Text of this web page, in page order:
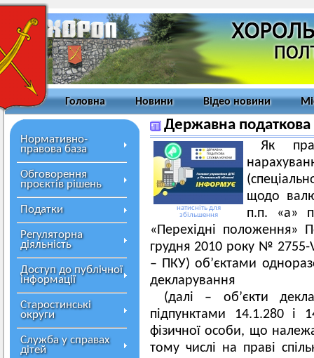
Головна Новини Відео новини
Нормативно-
правова база
Обговорення
проєктів рішень
Податки
Регуляторна
діяльність
Доступ до публічної
інформації
Старостинські
округи
Служба у справах
дітей
Державна
натисніть для
збільшення
Як
щодо
п.п. «а»
«Перехідні положення»
грудня 2010 року № 2755-
– ПКУ) об’єктами
декларування
(далі – об’єкти
підпунктами 14.1.280 і
фізичної особи, що
тому числі на праві